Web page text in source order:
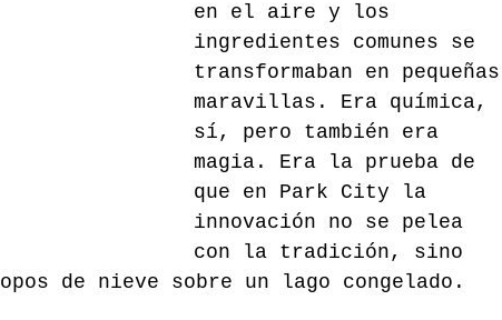
en el aire y los
ingredientes comunes se
transformaban en pequeñas
maravillas. Era química,
sí, pero también era
magia. Era la prueba de
que en Park City la
innovación no se pelea
con la tradición, sino
de nieve sobre un lago congelado.